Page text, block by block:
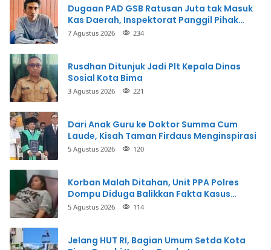
Dugaan PAD GSB Ratusan Juta tak Masuk
Kas Daerah, Inspektorat Panggil Pihak
Terkait
7 Agustus 2026 234
Rusdhan Ditunjuk Jadi Plt Kepala Dinas
Sosial Kota Bima
3 Agustus 2026 221
Dari Anak Guru ke Doktor Summa Cum
Laude, Kisah Taman Firdaus Menginspirasi
5 Agustus 2026 120
Korban Malah Ditahan, Unit PPA Polres
Dompu Diduga Balikkan Fakta Kasus
Penganiayaan
5 Agustus 2026 114
Jelang HUT RI, Bagian Umum Setda Kota